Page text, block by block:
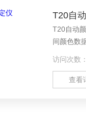
T20自
T20自动
间颜色数
访问次数：
查看